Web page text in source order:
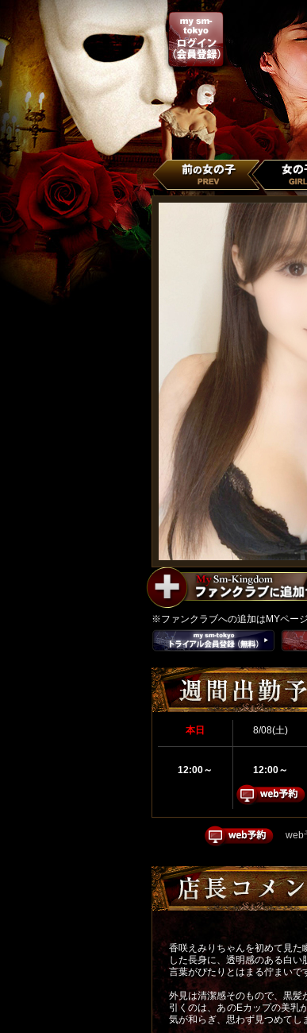
※ファンクラブへの追加はMYペー
本日 8/08(土)
12:00～ 12:00～
web
香咲えみりちゃんを初めて見た
した長身に、透明感のある白
言葉がぴたりとはまる佇まいで
外見は清潔感そのもので、黒髪
引くのは、あのEカップの美乳
気が和らぎ、思わず見つめてし